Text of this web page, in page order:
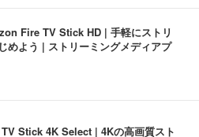
Fire TV Stick HD | 手軽にストリ
めよう | ストリーミングメディアプ
Stick 4K Select | 4Kの高画質スト